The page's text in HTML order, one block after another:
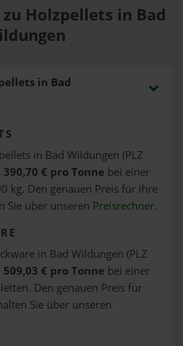
Holzpellets in Bad
in Bad
in Bad Wildungen (PLZ
390,70 € pro Tonne bei einer
kg. Den genauen Preis für Ihre
Sie über unseren Preisrechner.
in Bad Wildungen (PLZ
509,03 € pro Tonne bei einer
Den genauen Preis für
Sie über unseren